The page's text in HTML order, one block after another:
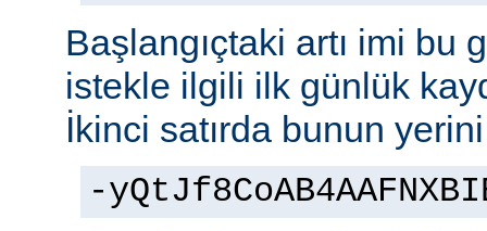
Başlangıçtaki artı imi bu
istekle ilgili ilk günlük
İkinci satırda bunun
-